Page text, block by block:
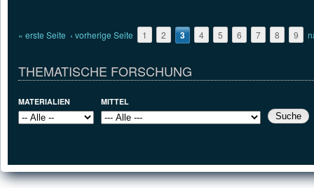
« erste Seite ‹ vorherige Seite 1 2 3 4 5 6 7 8 9
THEMATISCHE FORSCHUNG
MATERIALIEN MITTEL